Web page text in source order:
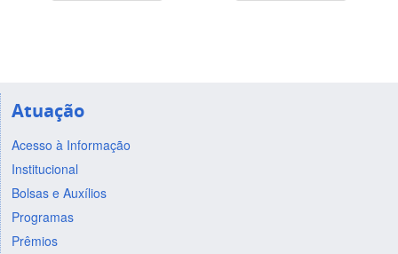
Atuação
Acesso à Informação
Institucional
Bolsas e Auxílios
Programas
Prêmios